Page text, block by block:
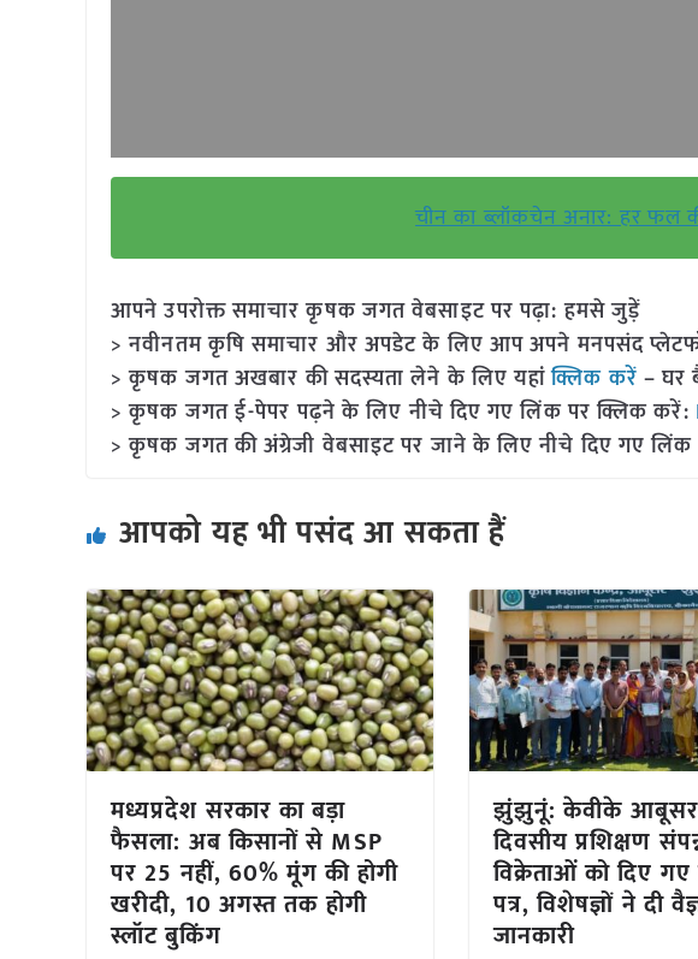
चीन का ब्लॉकचेन अनार: हर फल
आपने उपरोक्त समाचार कृषक जगत वेबसाइट पर पढ़ा: हमसे जुड़ें
> नवीनतम कृषि समाचार और अपडेट के लिए आप अपने मनपसंद
> कृषक जगत अखबार की सदस्यता लेने के लिए यहांक्लिक करें – घर
> कृषक जगत ई-पेपर पढ़ने के लिए नीचे दिए गए लिंक पर क्लिक करें:
> कृषक जगत की अंग्रेजी वेबसाइट पर जाने के लिए नीचे दिए गए
आपको यह भी पसंद आ सकता हैं
मध्यप्रदेश सरकार का बड़ा
फैसला: अब किसानों से MSP
पर 25 नहीं, 60% मूंग की होगी
खरीदी, 10 अगस्त तक होगी
स्लॉट बुकिंग
झुंझुनूं: केवीके आबूसर
दिवसीय प्रशिक्षण
विक्रेताओं को दिए गए
पत्र, विशेषज्ञों ने दी
जानकारी